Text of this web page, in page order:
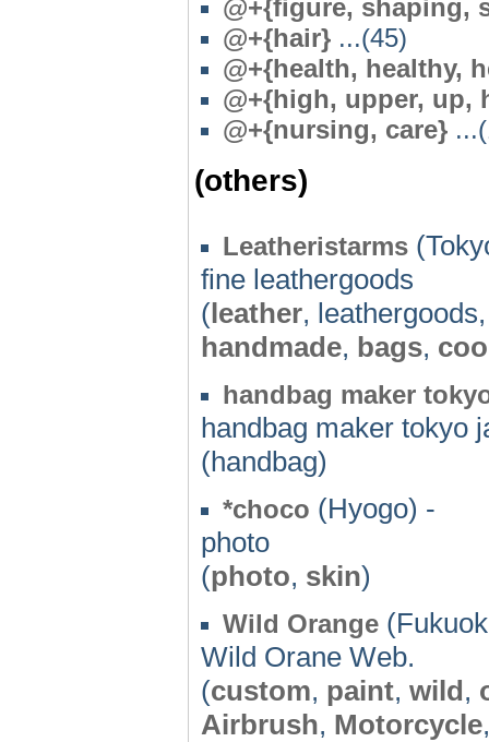
@+{figure, shaping,
@+{hair} ...(45)
@+{health, healthy,
@+{high, upper, up,
@+{nursing, care}
(others)
Leatheristarms
fine leathergoods
(leather,
handmade, bags,
handbag maker
handbag maker tokyo
(handbag)
*choco (Hyogo) -
photo
(photo, skin)
Wild Orange
Wild Orane Web.
(custom, paint, wild,
Airbrush, Motorcycle